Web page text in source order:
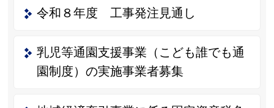
令和８年度 工事発注見通し
乳児等通園支援事業（こども誰でも通
園制度）の実施事業者募集